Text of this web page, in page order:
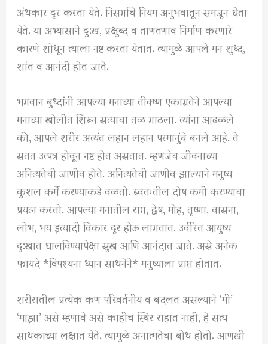
अंधकार दूर करता येते. निसर्गाचे नियम अनुभवातून समजून घेता
येते. या अभ्यासाने दु:ख, प्रक्षुब्द व ताणतणाव निर्माण करणारे
कारणे शोधून त्याला नष्ट करता येतात. त्यामुळे आपले मन शुध्द,
शांत व आनंदी होत जाते.
भगवान बुध्दांनी आपल्या मनाच्या तीक्ष्ण एकाग्रतेने आपल्या
मनाच्या खोलीत शिरून सत्याचा तळ गाठला. त्यांना आढळले
की, आपले शरीर अत्यंत लहान लहान परमानुंचे बनले आहे. ते
सतत उत्पन्न होवून नष्ट होत असतात. म्हणजेच जीवनाच्या
अनित्यतेची जाणीव होते. अनित्यतेची जाणीव झाल्याने मनुष्य
कुशल कर्मे करण्याकडे वळतो. स्वतःतील दोष कमी करण्याचा
प्रयत्न करतो. आपल्या मनातील राग, द्वेष, मोह, तृष्णा, वासना,
लोभ, भय इत्यादी विकार दूर होऊ लागतात. उर्वरित आयुष्य
दु:खात घालविण्यापेक्षा सुख आणि आनंदात जाते. असे अनेक
फायदे *विपश्यना ध्यान साधनेने* मनुष्याला प्राप्त होतात.
शरीरातील प्रत्येक कण परिवर्तनीय व बदलत असल्याने ‘मी’
‘माझा’ असे म्हणावे असे काहीच स्थिर राहात नाही, हे सत्य
साधकाच्या लक्षात येते. त्यामुळे अनात्मतेचा बोध होतो. आणखी